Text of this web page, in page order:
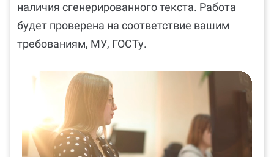
наличия сгенерированного текста. Работа
будет проверена на соответствие вашим
требованиям, МУ, ГОСТу.